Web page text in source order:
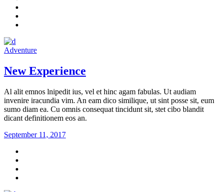
Adventure
New Experience
Al alit emnos lnipedit ius, vel et hinc agam fabulas. Ut audiam
invenire iracundia vim. An eam dico similique, ut sint posse sit, eum
sumo diam ea. Cu omnis consequat tincidunt sit, stet cibo blandit
dicant definitionem eos an.
September 11, 2017